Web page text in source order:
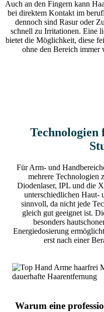
Auch an den Fingern kann
bei direktem Kontakt im
dennoch sind Rasur oder
schnell zu Irritationen. Eine
bietet die Möglichkeit, diese
ohne den Bereich immer
Für Arm- und
mehrere Technologien
Diodenlaser, IPL und die
unterschiedlichen Haut-
sinnvoll, da nicht jede
gleich gut geeignet ist.
besonders
Energiedosierung
erst nach einer
Warum eine